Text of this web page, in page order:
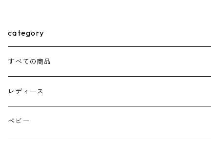
category
すべての商品
レディース
ベビー